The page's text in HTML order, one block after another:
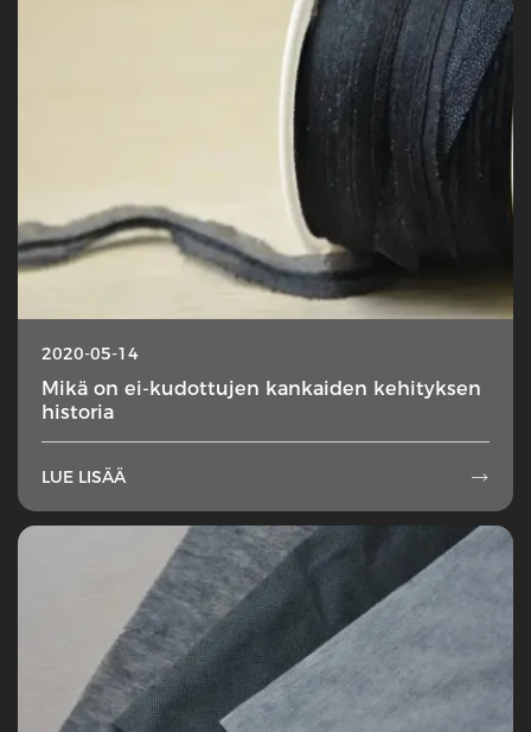
2020-05-14
Mikä on ei-kudottujen kankaiden kehityksen
historia
LUE LISÄÄ 